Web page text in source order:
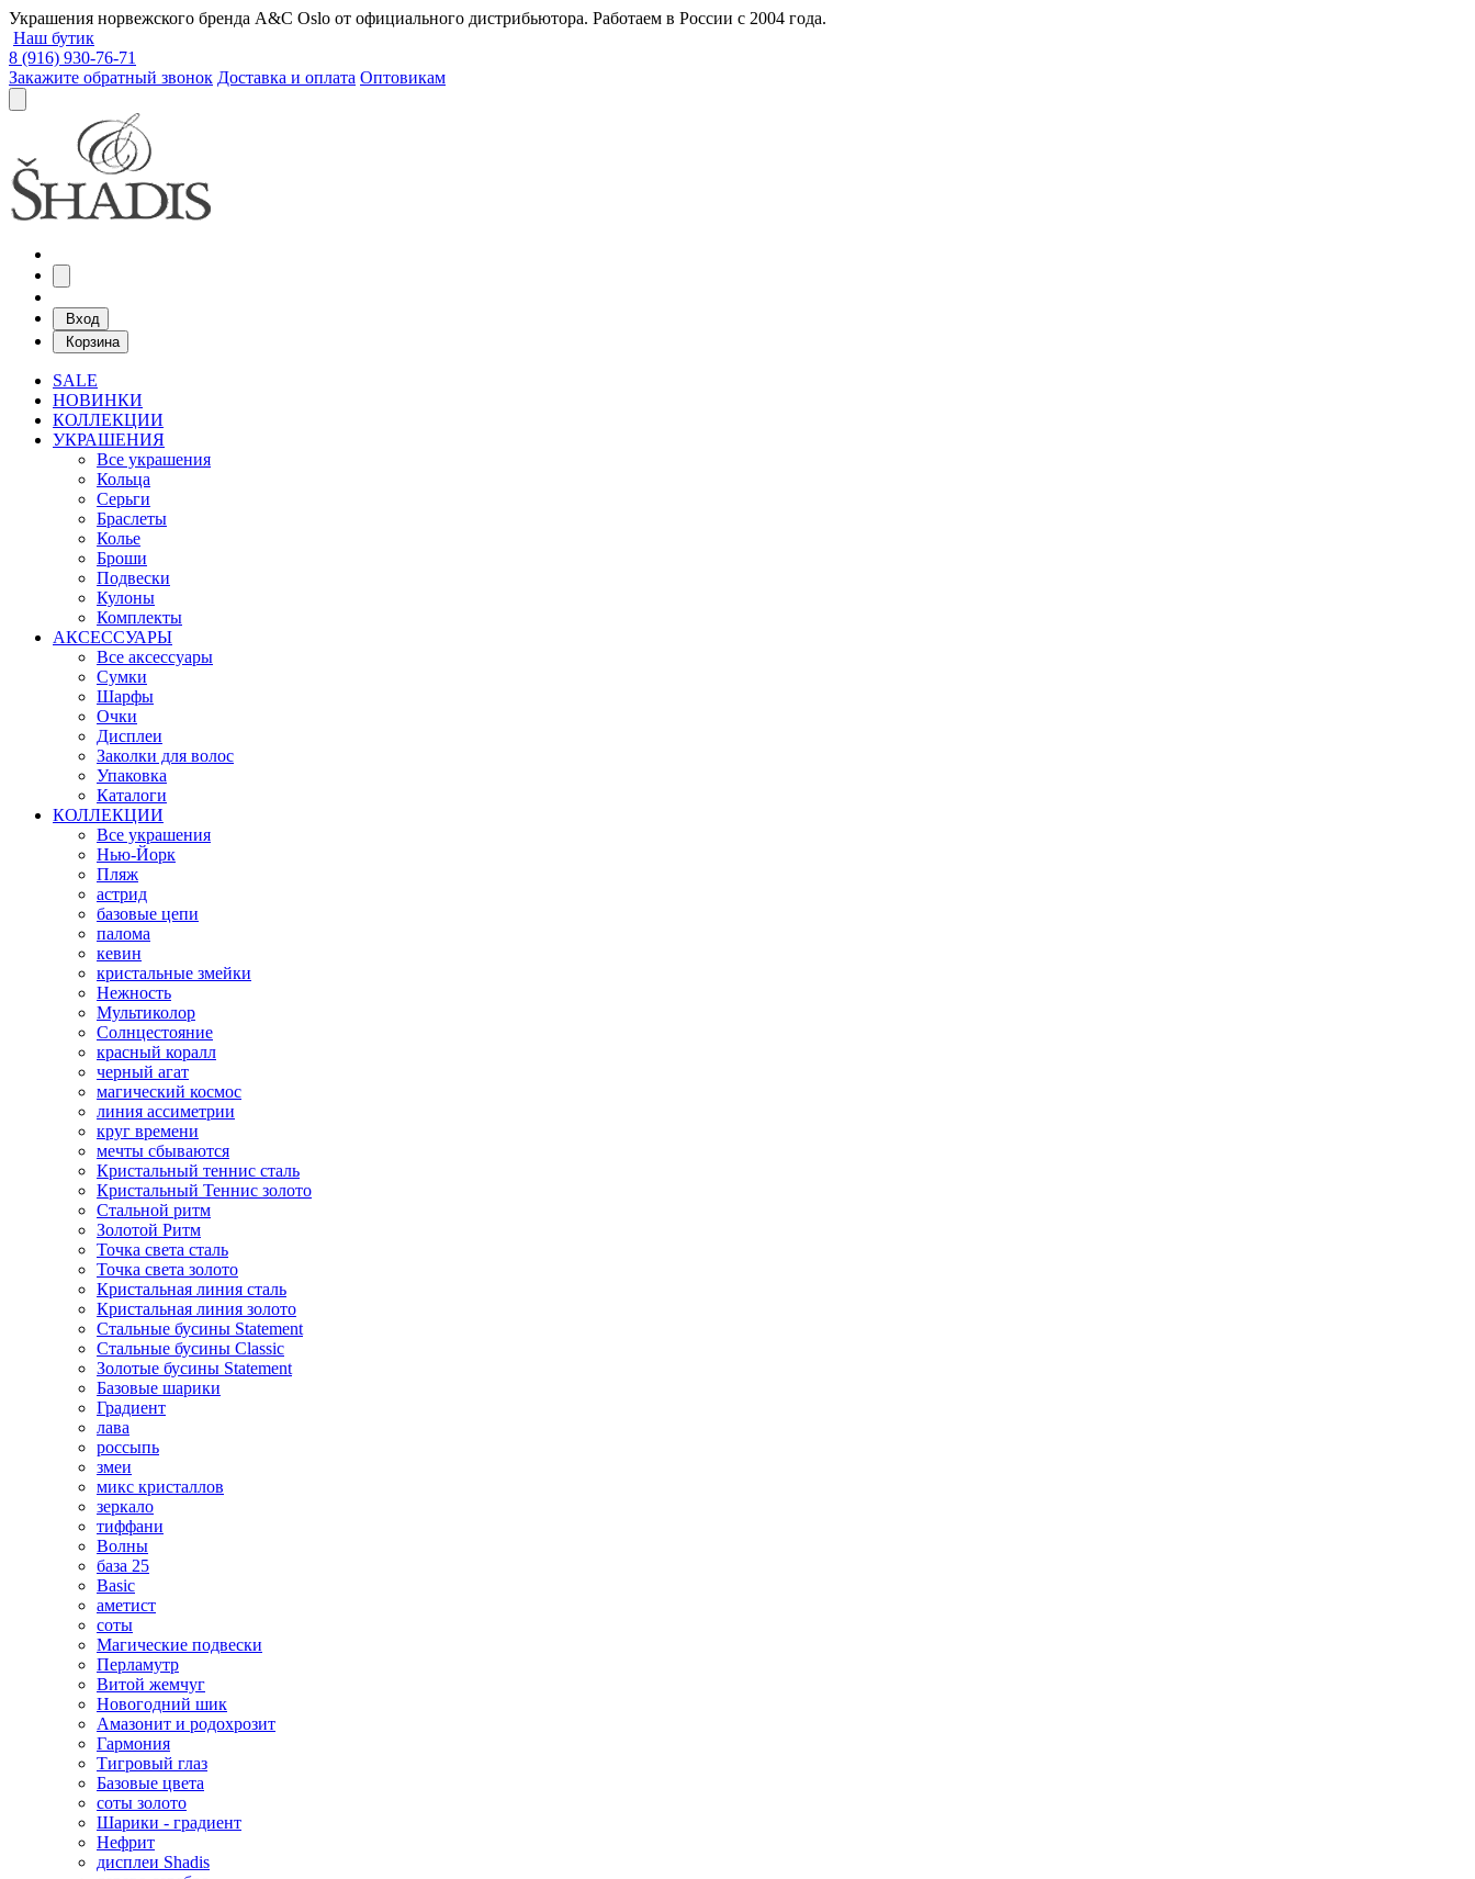
Украшения норвежского бренда A&C Oslo от официального дистрибьютора. Работаем в России с 2004 года.
Наш бутик
8 (916) 930-76-71
Закажите обратный звонок Доставка и оплата Оптовикам
Вход
Корзина
SALE
НОВИНКИ
КОЛЛЕКЦИИ
УКРАШЕНИЯ
Все украшения
Кольца
Серьги
Браслеты
Колье
Броши
Подвески
Кулоны
Комплекты
АКСЕССУАРЫ
Все аксессуары
Сумки
Шарфы
Очки
Дисплеи
Заколки для волос
Упаковка
Каталоги
КОЛЛЕКЦИИ
Все украшения
Нью-Йорк
Пляж
астрид
базовые цепи
палома
кевин
кристальные змейки
Нежность
Мультиколор
Солнцестояние
красный коралл
черный агат
магический космос
линия ассиметрии
круг времени
мечты сбываются
Кристальный теннис сталь
Кристальный Теннис золото
Стальной ритм
Золотой Ритм
Точка света сталь
Точка света золото
Кристальная линия сталь
Кристальная линия золото
Стальные бусины Statement
Стальные бусины Classic
Золотые бусины Statement
Базовые шарики
Градиент
лава
россыпь
змеи
микс кристаллов
зеркало
тиффани
Волны
база 25
Basic
аметист
соты
Магические подвески
Перламутр
Витой жемчуг
Новогодний шик
Амазонит и родохрозит
Гармония
Тигровый глаз
Базовые цвета
соты золото
Шарики - градиент
Нефрит
дисплеи Shadis